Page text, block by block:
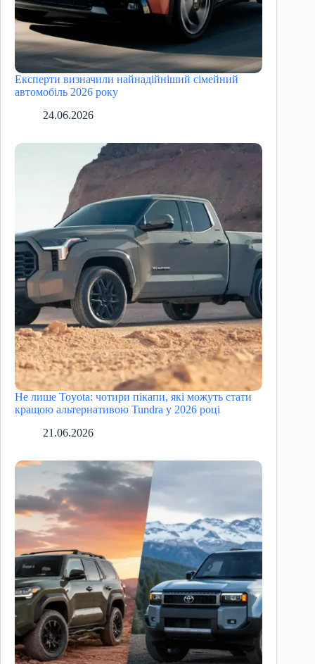
Експерти визначили найнадійніший сімейний
автомобіль 2026 року
24.06.2026
Не лише Toyota: чотири пікапи, які можуть стати
кращою альтернативою Tundra у 2026 році
21.06.2026